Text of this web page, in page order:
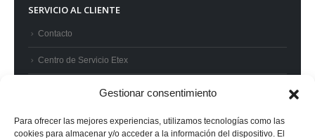
Gestionar consentimiento
Para ofrecer las mejores experiencias, utilizamos tecnologías como las
cookies para almacenar y/o acceder a la información del dispositivo. El
SERVICIO AL CLIENTE
Contacto
Centro de Servicio Etex